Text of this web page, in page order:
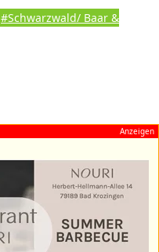
#Schwarzwald/ Baar &
Anzeigen